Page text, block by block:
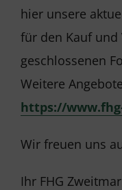
hier unsere
für den Kauf und
geschlossenen
Weitere
https://
Wir freuen uns
Ihr FHG